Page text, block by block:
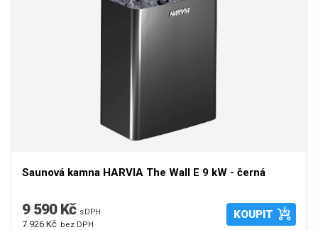
Saunová kamna HARVIA The Wall E 9 kW - černá
9 590 Kč s DPH
7 926 Kč bez DPH
KOUPIT